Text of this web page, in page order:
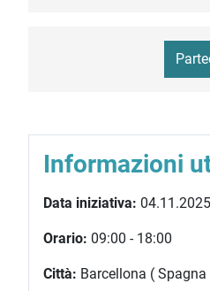
Informazioni
Data iniziativa:
Orario: 09:00 - 18:00
Città: Barcellona ( Spagna